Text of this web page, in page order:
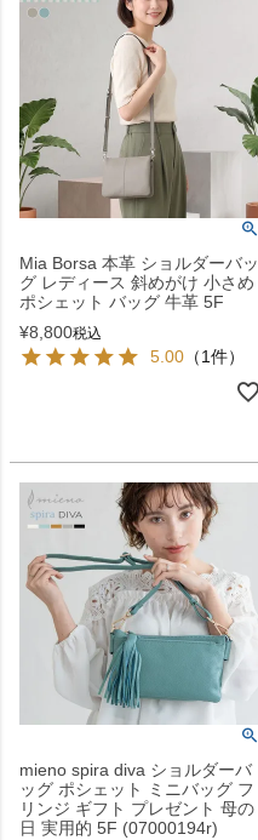
Mia Borsa 本革 ショルダーバッ
グ レディース 斜めがけ 小さめ
ポシェット バッグ 牛革 5F
¥8,800税込
5.00 （1件）
mieno spira diva ショルダーバ
ッグ ポシェット ミニバッグ フ
リンジ ギフト プレゼント 母の
日 実用的 5F (07000194r)